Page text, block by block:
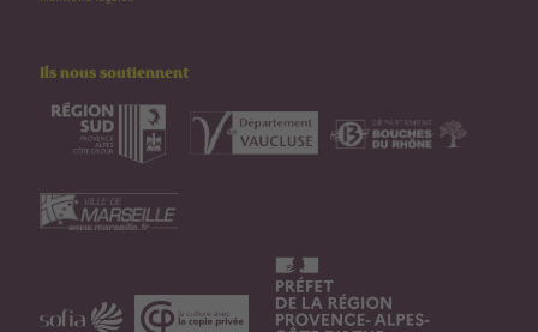
Ils nous soutiennent